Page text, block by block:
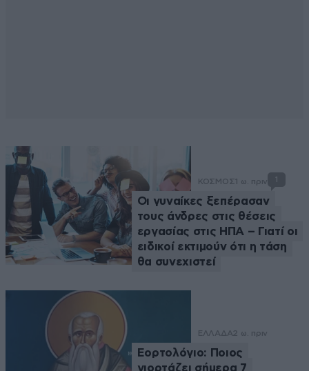
ΚΟΣΜΟΣ 1 ω. πριν 1
Οι γυναίκες ξεπέρασαν
τους άνδρες στις θέσεις
εργασίας στις ΗΠΑ – Γιατί οι
ειδικοί εκτιμούν ότι η τάση
θα συνεχιστεί
ΕΛΛΑΔΑ2 ω. πριν
Εορτολόγιο: Ποιος
γιορτάζει σήμερα 7